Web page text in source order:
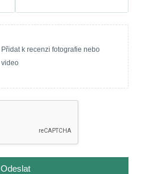
Přidat k recenzi fotografie nebo
video
Odeslat